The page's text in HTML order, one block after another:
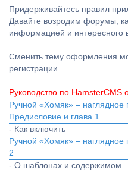
Придерживайтесь правил
Давайте возродим форумы,
информацией и интересного
Сменить тему оформления
регистрации.
Руководство по HamsterCMS
Ручной «Хомяк» – наглядное
Предисловие и глава 1.
- Как включить
Ручной «Хомяк» –
2
- О шаблонах и содержимом